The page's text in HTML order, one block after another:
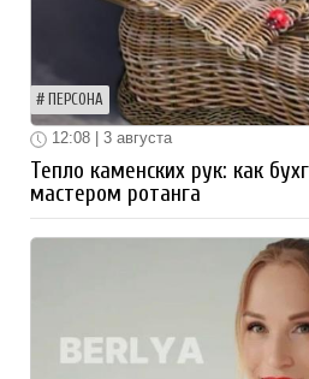
ПЕРСОНА
12:08 | 3 августа
Тепло каменских рук: как
мастером ротанга